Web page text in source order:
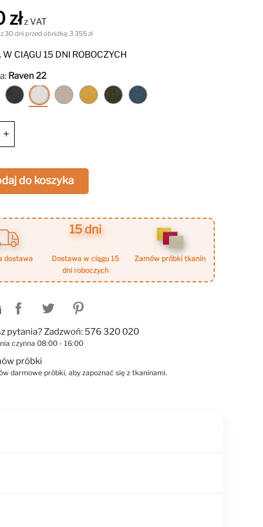
typu delfin (automat MOS) oraz pojemnik na
siedzisko i oparcie zapewniają komfort
użytkowania.
złz VAT
z 30 dni przed obniżką:3 355 zł
CIĄGU 15 DNI ROBOCZYCH
Raven 22
Raven
18
Raven
22
Raven
28
Raven
66
Raven
78
Raven
86
+
do koszyka
dostawa
15 dni
dostawa w ciągu 15
dni roboczych
zamów próbki tkanin
pytania? Zadzwoń: 576 320 020
czynna 08:00 - 16:00
próbki
darmowe próbki, aby zapoznać się z tkaninami.